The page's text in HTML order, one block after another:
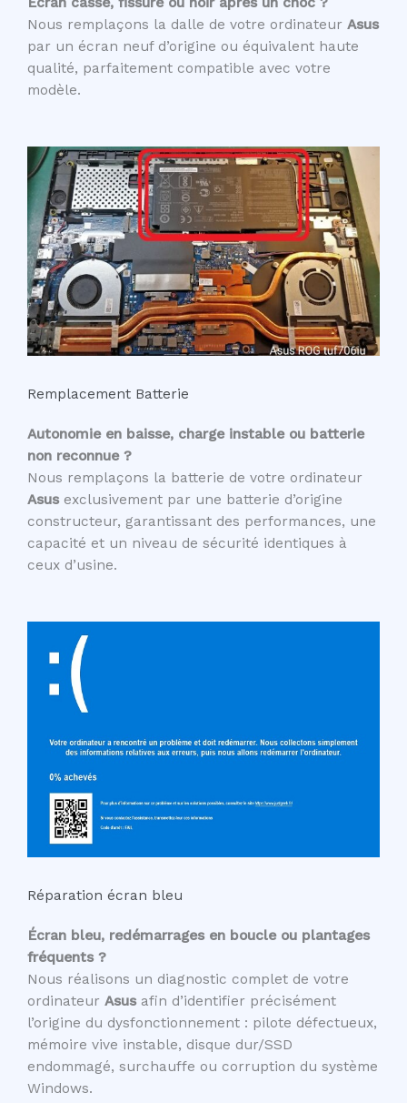
Nous remplaçons la dalle de votre ordinateur Asus
par un écran neuf d’origine ou équivalent haute
qualité, parfaitement compatible avec votre
modèle.
Remplacement Batterie
Autonomie en baisse, charge instable ou batterie
non reconnue ?
Nous remplaçons la batterie de votre ordinateur
Asusexclusivement par une batterie d’origine
constructeur, garantissant des performances, une
capacité et un niveau de sécurité identiques à
ceux d’usine.
Réparation écran bleu
Écran bleu, redémarrages en boucle ou plantages
fréquents ?
Nous réalisons un diagnostic complet de votre
ordinateur Asusafin d’identifier précisément
l’origine du dysfonctionnement : pilote défectueux,
mémoire vive instable, disque dur/SSD
endommagé, surchauffe ou corruption du système
Windows.